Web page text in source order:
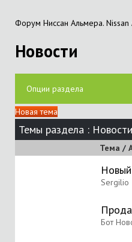
Форум Ниссан Альмера. Nissan
Новости
Опции раздела
Новая тема
Темы раздела : Новости
Тема /
Sergilio
Бот